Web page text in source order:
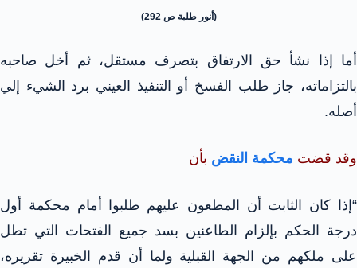
(أنور طلبة ص 292)
أما إذا نشأ حق الارتفاق بتصرف مستقل، ثم أخل صاحبه
بالتزاماته، جاز طلب الفسخ أو التنفيذ العيني برد الشيء إلي
أصله.
وقد قضت محكمة النقض بأن
“إذا كان الثابت أن المطعون عليهم طلبوا أمام محكمة أول
درجة الحكم بإلزام الطاعنين بسد جميع الفتحات التي تطل
على ملكهم من الجهة القبلية ولما أن قدم الخبيرة تقريره،